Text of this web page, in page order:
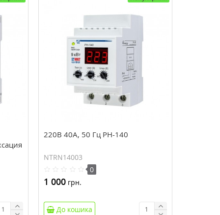
220В 40А, 50 Гц РН-140
NTRN14003
0
1 000 грн.
До кошика